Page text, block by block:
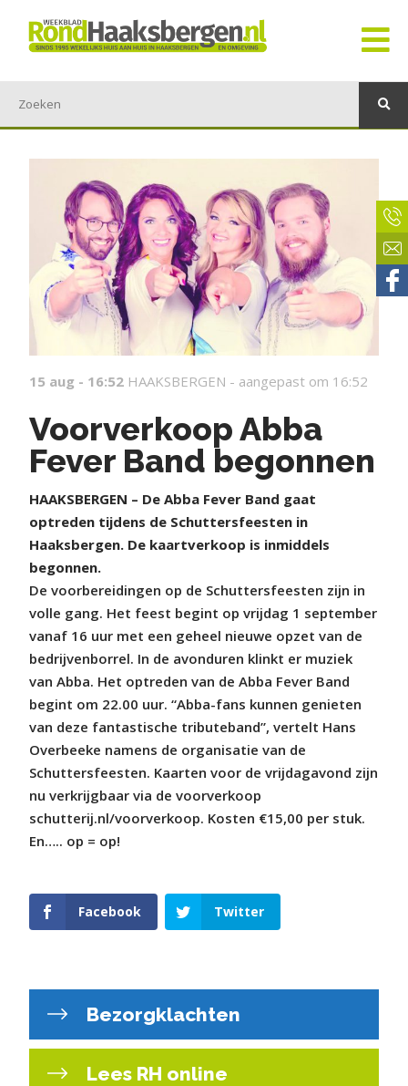
15 aug - 16:52 HAAKSBERGEN - aangepast om 16:52
Voorverkoop Abba
Fever Band begonnen
HAAKSBERGEN – De Abba Fever Band gaat
optreden tijdens de Schuttersfeesten in
Haaksbergen. De kaartverkoop is inmiddels
begonnen.
De voorbereidingen op de Schuttersfeesten zijn in
volle gang. Het feest begint op vrijdag 1 september
vanaf 16 uur met een geheel nieuwe opzet van de
bedrijvenborrel. In de avonduren klinkt er muziek
van Abba. Het optreden van de Abba Fever Band
begint om 22.00 uur. “Abba-fans kunnen genieten
van deze fantastische tributeband”, vertelt Hans
Overbeeke namens de organisatie van de
Schuttersfeesten. Kaarten voor de vrijdagavond zijn
nu verkrijgbaar via de voorverkoop
schutterij.nl/voorverkoop. Kosten €15,00 per stuk.
En….. op = op!
Facebook Twitter
Bezorgklachten
Lees RH online